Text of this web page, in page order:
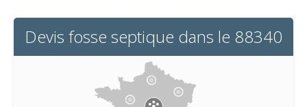
Devis fosse septique dans le 88340